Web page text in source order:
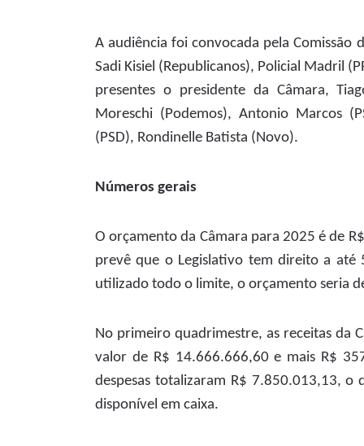
A audiência foi convocada pela Comissão
Sadi Kisiel (Republicanos), Policial Madril
presentes o presidente da Câmara,
Moreschi (Podemos), Antonio Marcos
(PSD), Rondinelle Batista (Novo).
Números gerais
O orçamento da Câmara para 2025 é de
prevê que o Legislativo tem direito a até
utilizado todo o limite, o orçamento seria
No primeiro quadrimestre, as receitas da
valor de R$ 14.666.666,60 e mais R$
despesas totalizaram R$ 7.850.013,13,
disponível em caixa.